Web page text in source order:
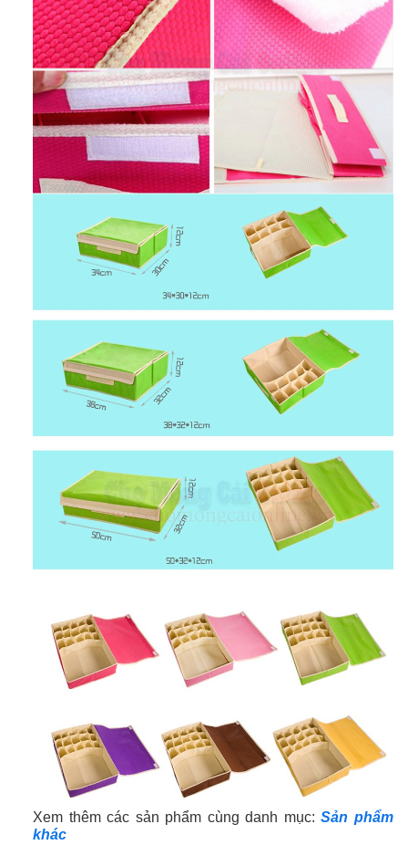
Xem thêm các sản phẩm cùng danh mục:Sản phẩm
khác